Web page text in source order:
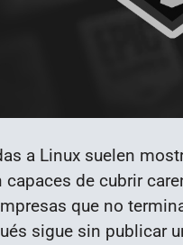
a Linux suelen
de cubrir
que no
sigue sin publicar